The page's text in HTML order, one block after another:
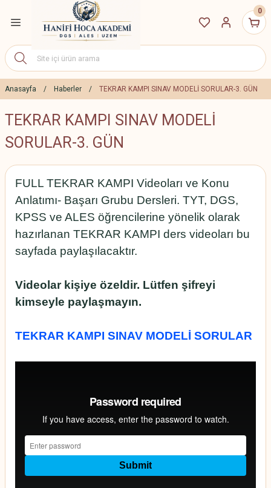
0
Anasayfa Haberler TEKRAR KAMPI SINAV MODELİ SORULAR-3. GÜN
TEKRAR KAMPI SINAV MODELİ
SORULAR-3. GÜN
FULL TEKRAR KAMPI Videoları ve Konu
Anlatımı- Başarı Grubu Dersleri. TYT, DGS,
KPSS ve ALES öğrencilerine yönelik olarak
hazırlanan TEKRAR KAMPI ders videoları bu
sayfada paylaşılacaktır.
Videolar kişiye özeldir. Lütfen şifreyi
kimseyle paylaşmayın.
TEKRAR KAMPI SINAV MODELİ SORULAR
Geri Dön
Eğitim Paketleri
Eğitim Paketleri
İndirim Paketleri